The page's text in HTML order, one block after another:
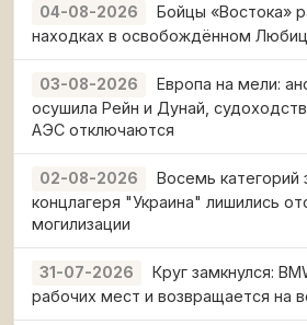
04-08-2026
Бойцы «Востока»
находках в освобождённом
03-08-2026
Европа на мели:
осушила Рейн и Дунай,
АЭС отключаются
02-08-2026
Восемь категорий
концлагеря "Украина" лишились
могилизации
31-07-2026
Круг замкнулся:
рабочих мест и возвращается на